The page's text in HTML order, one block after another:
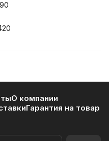
О компании
Гарантия на товар